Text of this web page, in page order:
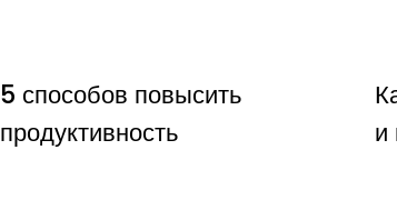
5 способов повысить
продуктивность
и